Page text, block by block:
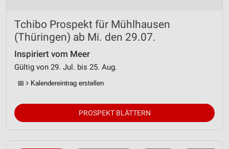
Tchibo Prospekt für Mühlhausen
(Thüringen) ab Mi. den 29.07.
Inspiriert vom Meer
Gültig von 29. Jul. bis 25. Aug.
📅 Kalendereintrag erstellen
PROSPEKT BLÄTTERN